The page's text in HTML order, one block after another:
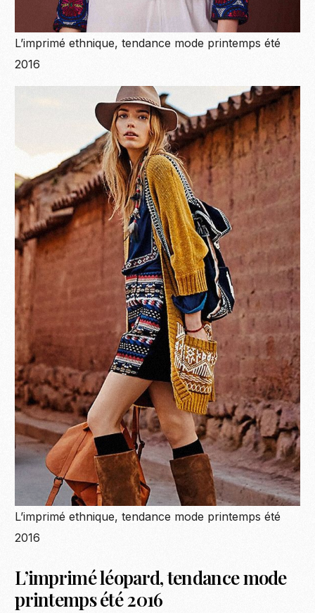
L’imprimé ethnique, tendance mode printemps été
2016
L’imprimé ethnique, tendance mode printemps été
2016
L’imprimé léopard, tendance mode
printemps été 2016